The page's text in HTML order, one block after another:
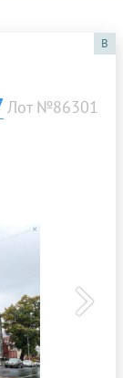
B
Лот №86301